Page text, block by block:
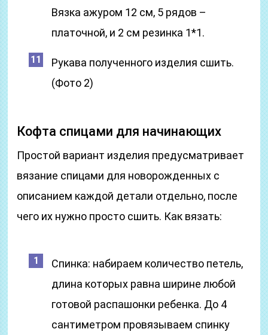
Вязка ажуром 12 см, 5 рядов –
платочной, и 2 см резинка 1*1.
Рукава полученного изделия сшить.
(Фото 2)
Кофта спицами для начинающих
Простой вариант изделия предусматривает
вязание спицами для новорожденных с
описанием каждой детали отдельно, после
чего их нужно просто сшить. Как вязать:
Спинка: набираем количество петель,
длина которых равна ширине любой
готовой распашонки ребенка. До 4
сантиметром провязываем спинку